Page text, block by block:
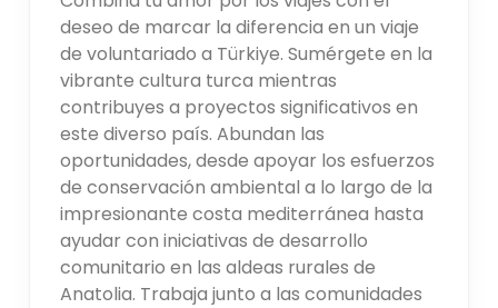
deseo de marcar la diferencia en un viaje
de voluntariado a Türkiye. Sumérgete en la
vibrante cultura turca mientras
contribuyes a proyectos significativos en
este diverso país. Abundan las
oportunidades, desde apoyar los esfuerzos
de conservación ambiental a lo largo de la
impresionante costa mediterránea hasta
ayudar con iniciativas de desarrollo
comunitario en las aldeas rurales de
Anatolia. Trabaja junto a las comunidades